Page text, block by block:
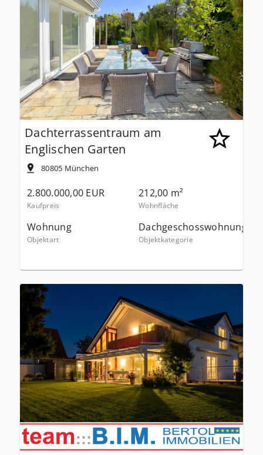
Dachterrassentraum am
Englischen Garten
80805 München
2.800.000,00 EUR
Kaufpreis
212,00 m²
Wohnfläche
Wohnung
Objektart
Dachgeschosswohnung
Objektkategorie